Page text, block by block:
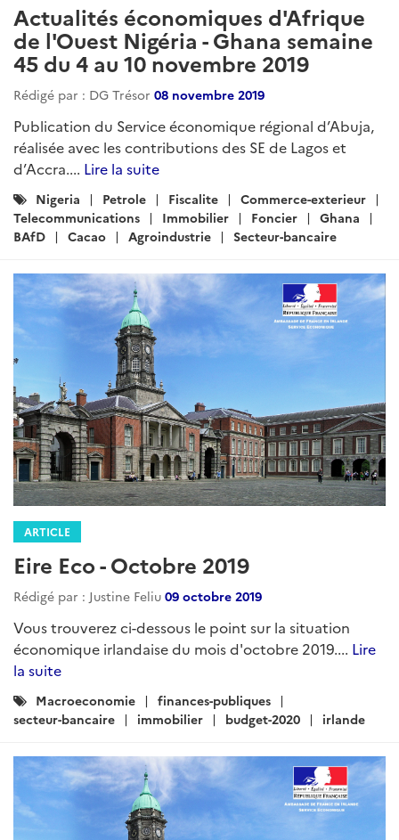
Actualités économiques d'Afrique
de l'Ouest Nigéria - Ghana semaine
45 du 4 au 10 novembre 2019
Rédigé par : DG Trésor 08 novembre 2019
Publication du Service économique régional d’Abuja,
réalisée avec les contributions des SE de Lagos et
d’Accra.... Lire la suite
Catégories
:
Nigeria Petrole Fiscalite
Commerce-exterieur
Telecommunications
Immobilier Foncier
Ghana
BAfD
Cacao Agroindustrie Secteur-bancaire
ARTICLE
Eire Eco - Octobre 2019
Rédigé par : Justine Feliu 09 octobre 2019
Vous trouverez ci-dessous le point sur la situation
économique irlandaise du mois d'octobre 2019.... Lire
la suite
Catégories
:
Macroeconomie
finances-publiques
secteur-bancaire
immobilier budget-2020 irlande